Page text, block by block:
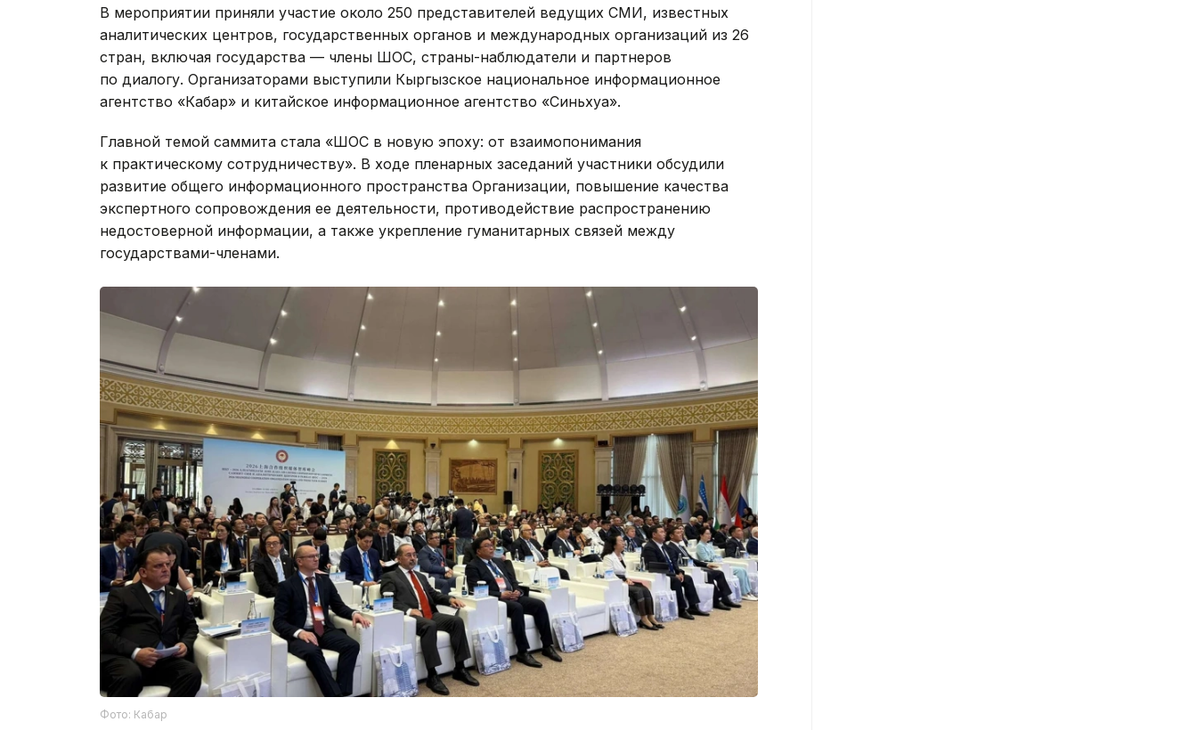
В мероприятии приняли участие около 250 представителей ведущих СМИ, известных
аналитических центров, государственных органов и международных организаций из 26
стран, включая государства — члены ШОС, страны-наблюдатели и партнеров
по диалогу. Организаторами выступили Кыргызское национальное информационное
агентство «Кабар» и китайское информационное агентство «Синьхуа».
Главной темой саммита стала «ШОС в новую эпоху: от взаимопонимания
к практическому сотрудничеству». В ходе пленарных заседаний участники обсудили
развитие общего информационного пространства Организации, повышение качества
экспертного сопровождения ее деятельности, противодействие распространению
недостоверной информации, а также укрепление гуманитарных связей между
государствами-членами.
Фото: Кабар